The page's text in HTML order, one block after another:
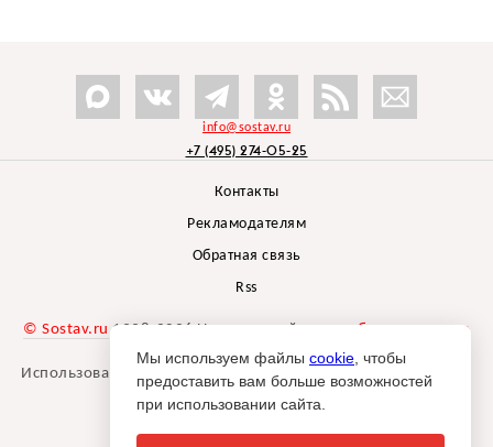
info@sostav.ru
+7 (495) 274-05-25
Контакты
Рекламодателям
Обратная связь
Rss
© Sostav.ru 1998-2026 Независимый проектбрендингового
агентства Depot
Использование материалов Sostav.ru допустимо только при
указании источника.
Мы используем файлы cookie , чтобы
предоставить вам больше возможностей
при использовании сайта.